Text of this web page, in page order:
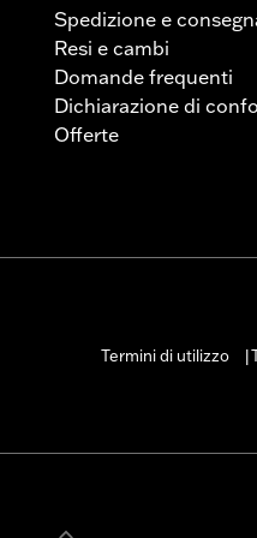
Spedizione e
Resi e cambi
Domande frequenti
Dichiarazione di
Offerte
Termini di utilizzo